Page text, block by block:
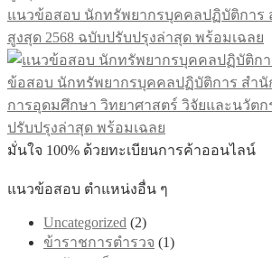
แนวข้อสอบ นักทรัพยากรบุคคลปฏิบัติการ
สูงสุด 2568 ฉบับปรับปรุงล่าสุด พร้อมเฉลย
ข้อสอบ นักทรัพยากรบุคคลปฏิบัติการ สำนั
การอุดมศึกษา วิทยาศาสตร์ วิจัยและนวัตก
ปรับปรุงล่าสุด พร้อมเฉลย
มั่นใจ 100% ด้วยทะเบียนการค้าออนไลน์
แนวข้อสอบ ตำแหน่งอื่น ๆ
Uncategorized (2)
ข้าราชการตำรวจ (1)